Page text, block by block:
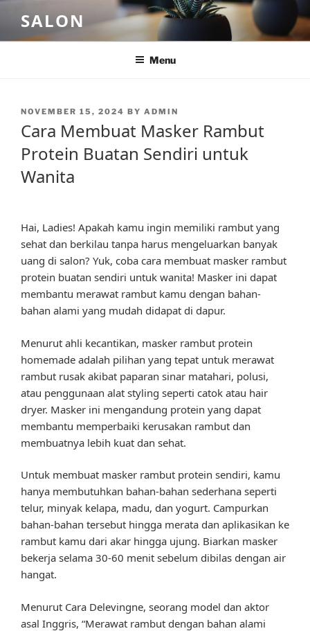
content
SALON
Menu
POSTED
NOVEMBER 15, 2024 BY ADMIN
Cara Membuat Masker Rambut
Protein Buatan Sendiri untuk
Wanita
Hai, Ladies! Apakah kamu ingin memiliki rambut yang
sehat dan berkilau tanpa harus mengeluarkan banyak
uang di salon? Yuk, coba cara membuat masker rambut
protein buatan sendiri untuk wanita! Masker ini dapat
membantu merawat rambut kamu dengan bahan-
bahan alami yang mudah didapat di dapur.
Menurut ahli kecantikan, masker rambut protein
homemade adalah pilihan yang tepat untuk merawat
rambut rusak akibat paparan sinar matahari, polusi,
atau penggunaan alat styling seperti catok atau hair
dryer. Masker ini mengandung protein yang dapat
membantu memperbaiki kerusakan rambut dan
membuatnya lebih kuat dan sehat.
Untuk membuat masker rambut protein sendiri, kamu
hanya membutuhkan bahan-bahan sederhana seperti
telur, minyak kelapa, madu, dan yogurt. Campurkan
bahan-bahan tersebut hingga merata dan aplikasikan ke
rambut kamu dari akar hingga ujung. Biarkan masker
bekerja selama 30-60 menit sebelum dibilas dengan air
hangat.
Menurut Cara Delevingne, seorang model dan aktor
asal Inggris, “Merawat rambut dengan bahan alami